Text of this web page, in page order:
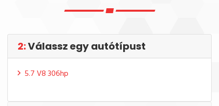
2:Válassz egy autótípust
5.7 V8 306hp